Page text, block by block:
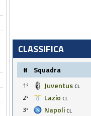
CLASSIFICA
# Squadra
1º Juventus CL
2º
Lazio CL
3º
Napoli CL